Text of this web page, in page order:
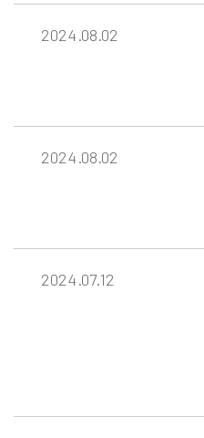
2024.08.02
2024.08.02
2024.07.12